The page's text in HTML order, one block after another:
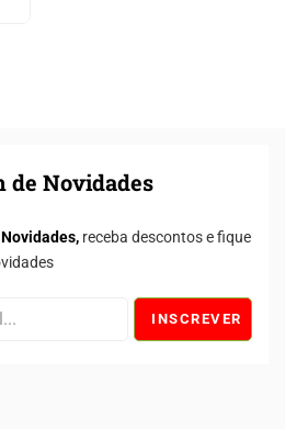
de Novidades
receba descontos e fique
INSCREVER